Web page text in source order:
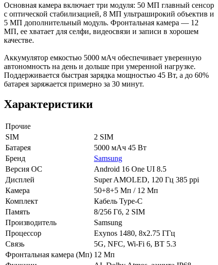
Основная камера включает три модуля: 50 МП главный сенсор
с оптической стабилизацией, 8 МП ультраширокий объектив и
5 МП дополнительный модуль. Фронтальная камера — 12
МП, ее хватает для селфи, видеосвязи и записи в хорошем
качестве.
Аккумулятор емкостью 5000 мАч обеспечивает уверенную
автономность на день и дольше при умеренной нагрузке.
Поддерживается быстрая зарядка мощностью 45 Вт, а до 60%
батарея заряжается примерно за 30 минут.
Характеристики
Прочие
SIM
2 SIM
Батарея
5000 мАч 45 Вт
Бренд
Samsung
Версия ОС
Android 16 One UI 8.5
Дисплей
Super AMOLED, 120 Гц 385 ppi
Камера
50+8+5 Мп / 12 Мп
Комплект
Кабель Type-C
Память
8/256 Гб, 2 SIM
Производитель
Samsung
Процессор
Exynos 1480, 8х2.75 ГГц
Связь
5G, NFC, Wi-Fi 6, BT 5.3
Фронтальная камера (Мп) 12 Мп